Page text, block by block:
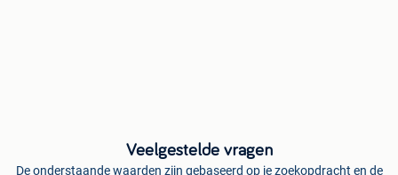
Veelgestelde vragen
De onderstaande waarden zijn gebaseerd op je zoekopdracht en de